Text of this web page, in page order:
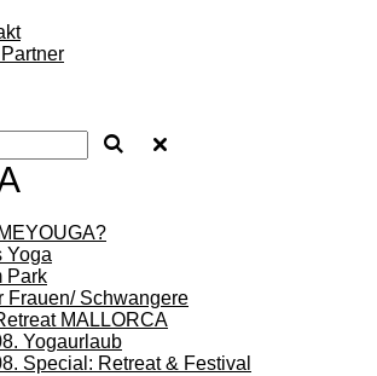
Yoga
Park
Frauen/ Schwangere
MALLORCA
Yogaurlaub
Special: Retreat & Festival